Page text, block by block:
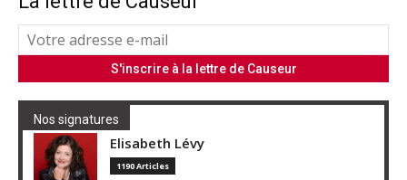
Nos signatures
Elisabeth Lévy
1190 Articles